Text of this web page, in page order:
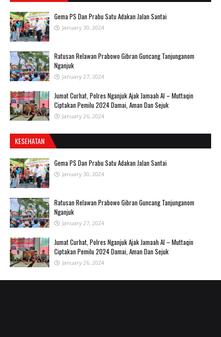
Gema PS Dan Prabu Satu Adakan Jalan Santai
January 30, 2024
Ratusan Relawan Prabowo Gibran Guncang Tanjunganom
Nganjuk
January 27, 2024
Jumat Curhat, Polres Nganjuk Ajak Jamaah Al – Muttaqin
Ciptakan Pemilu 2024 Damai, Aman Dan Sejuk
January 26, 2024
KESEHATAN
Gema PS Dan Prabu Satu Adakan Jalan Santai
January 30, 2024
Ratusan Relawan Prabowo Gibran Guncang Tanjunganom
Nganjuk
January 27, 2024
Jumat Curhat, Polres Nganjuk Ajak Jamaah Al – Muttaqin
Ciptakan Pemilu 2024 Damai, Aman Dan Sejuk
January 26, 2024